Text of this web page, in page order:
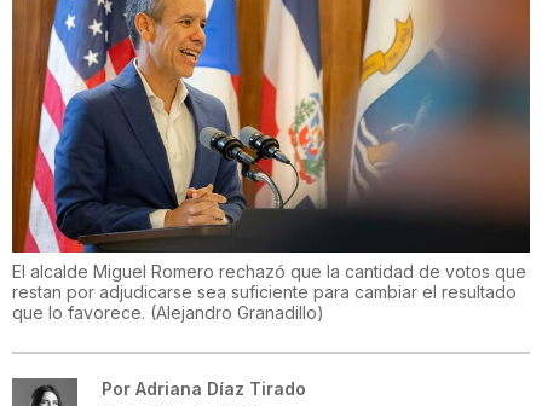
El alcalde Miguel Romero rechazó que la cantidad de votos que
restan por adjudicarse sea suficiente para cambiar el resultado
que lo favorece. (Alejandro Granadillo)
Por Adriana Díaz Tirado